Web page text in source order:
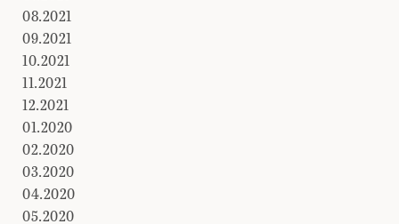
08.2021
09.2021
10.2021
11.2021
12.2021
01.2020
02.2020
03.2020
04.2020
05.2020